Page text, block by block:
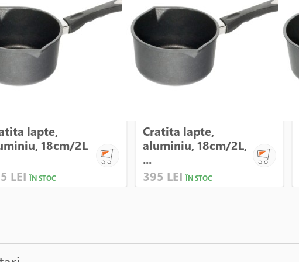
lapte,
18cm/2L
LEI ÎN STOC
Cratita lapte,
aluminiu, 18cm/2L,
...
395 LEI ÎN STOC